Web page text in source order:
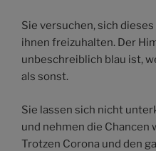
Sie versuchen, sich
ihnen freizuhalten. Der
unbeschreiblich blau ist,
als sonst.
Sie lassen sich nicht
und nehmen die Chancen
Trotzen Corona und den